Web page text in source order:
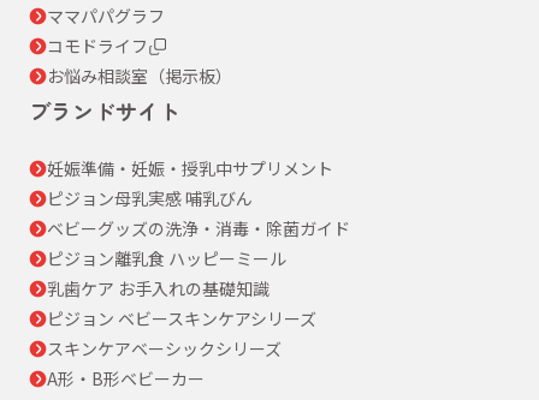
ママパパグラフ
コモドライフ
お悩み相談室（掲示板）
ブランドサイト
妊娠準備・妊娠・授乳中サプリメント
ピジョン母乳実感 哺乳びん
ベビーグッズの洗浄・消毒・除菌ガイド
ピジョン離乳食 ハッピーミール
乳歯ケア お手入れの基礎知識
ピジョン ベビースキンケアシリーズ
スキンケアベーシックシリーズ
A形・B形ベビーカー